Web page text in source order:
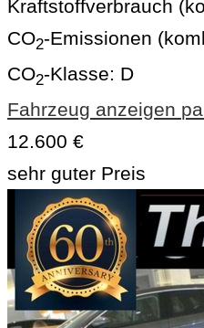
Kraftstoffverbrauch
CO2-Emissionen
CO2-Klasse: D
Fahrzeug anzeigen
12.600 €
sehr guter Preis